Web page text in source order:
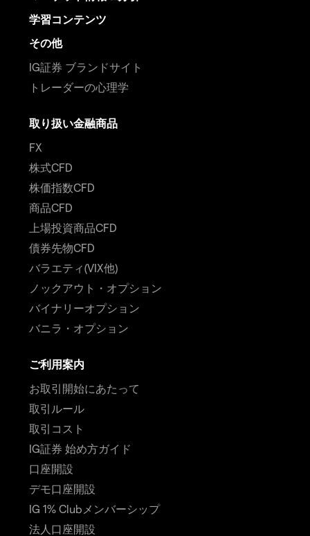
学習コンテンツ
その他
IG証券 ブランドサイト
トレーダーの心理学
取り扱い金融商品
FX
株式CFD
株価指数CFD
商品CFD
上場投資商品CFD
債券先物CFD
バラエティ(VIX他)
ノックアウト・オプション
バイナリーオプション
バニラ・オプション
ご利用案内
お取引開始にあたって
取引ルール
取引コスト
IG証券 始め方ガイド
口座開設
デモ口座開設
IG 1% Clubメンバーシップ
法人口座開設